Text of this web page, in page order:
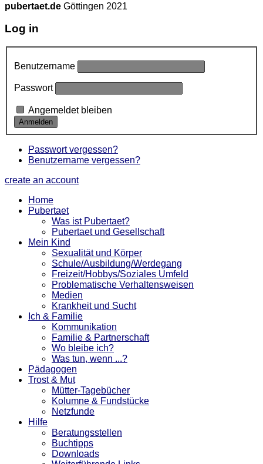
pubertaet.de Göttingen 2021
Log in
Benutzername
Passwort
Angemeldet bleiben
Passwort vergessen?
Benutzername vergessen?
create an account
Home
Pubertaet
Was ist Pubertaet?
Pubertaet und Gesellschaft
Mein Kind
Sexualität und Körper
Schule/Ausbildung/Werdegang
Freizeit/Hobbys/Soziales Umfeld
Problematische Verhaltensweisen
Medien
Krankheit und Sucht
Ich & Familie
Kommunikation
Familie & Partnerschaft
Wo bleibe ich?
Was tun, wenn ...?
Pädagogen
Trost & Mut
Mütter-Tagebücher
Kolumne & Fundstücke
Netzfunde
Hilfe
Beratungsstellen
Buchtipps
Downloads